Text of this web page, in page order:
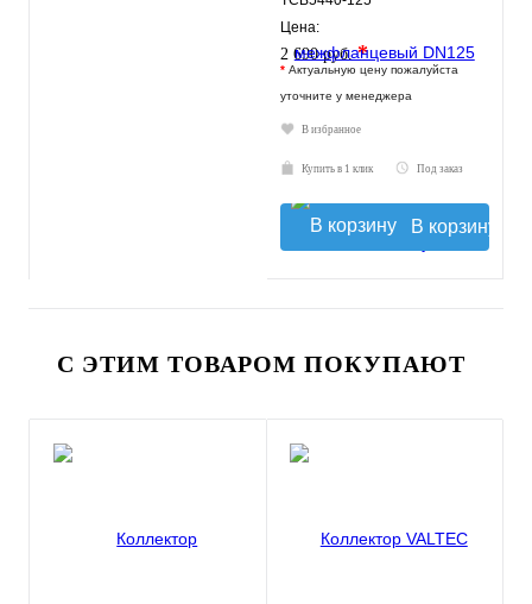
Цена:
2 690 руб.*
* Актуальную цену пожалуйста
уточните у менеджера
В избранное
Купить в 1 клик Под заказ
В корзину
С ЭТИМ ТОВАРОМ ПОКУПАЮТ